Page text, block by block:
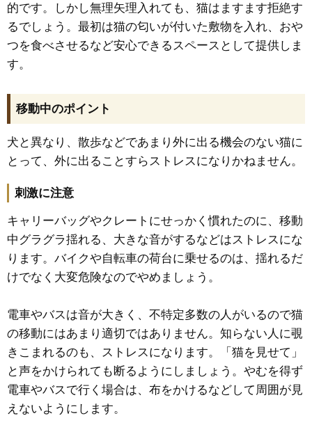
的です。しかし無理矢理入れても、猫はますます拒絶す
るでしょう。最初は猫の匂いが付いた敷物を入れ、おや
つを食べさせるなど安心できるスペースとして提供しま
す。
移動中のポイント
犬と異なり、散歩などであまり外に出る機会のない猫に
とって、外に出ることすらストレスになりかねません。
刺激に注意
キャリーバッグやクレートにせっかく慣れたのに、移動
中グラグラ揺れる、大きな音がするなどはストレスにな
ります。バイクや自転車の荷台に乗せるのは、揺れるだ
けでなく大変危険なのでやめましょう。
電車やバスは音が大きく、不特定多数の人がいるので猫
の移動にはあまり適切ではありません。知らない人に覗
きこまれるのも、ストレスになります。「猫を見せて」
と声をかけられても断るようにしましょう。やむを得ず
電車やバスで行く場合は、布をかけるなどして周囲が見
えないようにします。